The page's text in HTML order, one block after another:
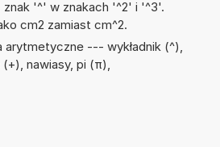
'^' w znakach '^2' i '^3'.
cm2 zamiast cm^2.
arytmetyczne --- wykładnik (^),
nawiasy, pi (π),